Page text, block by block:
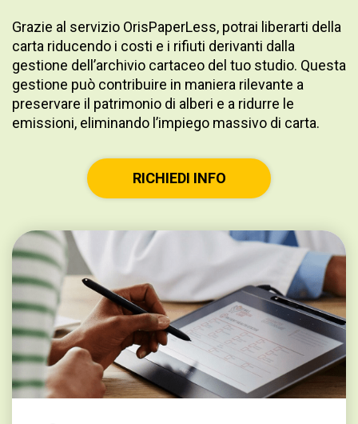
Grazie al servizio OrisPaperLess, potrai liberarti della
carta riducendo i costi e i rifiuti derivanti dalla
gestione dell’archivio cartaceo del tuo studio. Questa
gestione può contribuire in maniera rilevante a
preservare il patrimonio di alberi e a ridurre le
emissioni, eliminando l’impiego massivo di carta.
RICHIEDI INFO